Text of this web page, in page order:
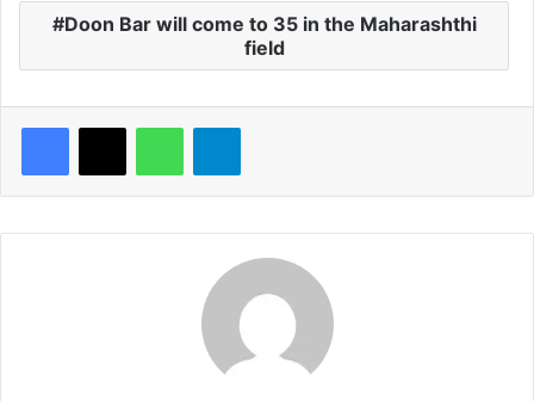
Doon Bar will come to 35 in the Maharashthi
field